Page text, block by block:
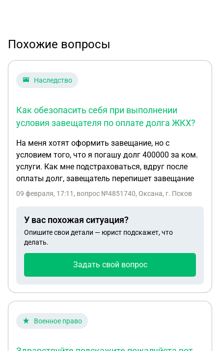
Похожие вопросы
Наследство
Как обезопасить себя при выполнении
условия завещателя по оплате долга ЖКХ?
На меня хотят оформить завещание, но с
условием того, что я погашу долг 400000 за ком.
услуги. Как мне подстраховаться, вдруг после
оплаты долг, завещатель перепишет завещание
09 февраля, 17:11 , вопрос №4851740, Оксана, г. Псков
У вас похожая ситуация?
Опишите свои детали — юрист подскажет, что
делать.
Задать свой вопрос
Военное право